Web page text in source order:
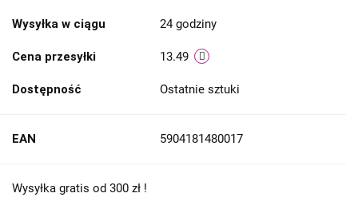
Wysyłka w ciągu 24 godziny
Cena przesyłki 13.49
Dostępność Ostatnie sztuki
EAN 5904181480017
Wysyłka gratis od 300 zł !